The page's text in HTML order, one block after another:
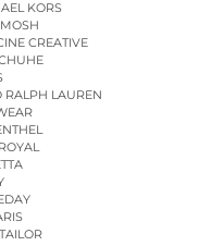
KORS
CREATIVE
RALPH LAUREN